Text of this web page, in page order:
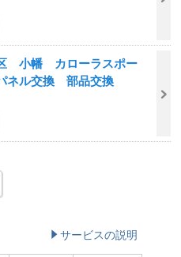
小幡 カローラスポー
ネル交換 部品交換
サービスの説明